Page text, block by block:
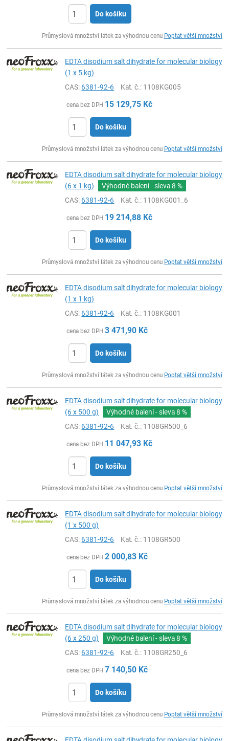
Do košíku
Průmyslová množství látek za výhodnou cenu Poptat větší množství
EDTA disodium salt dihydrate for molecular biology
(1 x 5 kg)
CAS:6381-92-6 Kat. č.: 1108KG005
cena bez DPH 15 129,75 Kč
Do košíku
Průmyslová množství látek za výhodnou cenu Poptat větší množství
EDTA disodium salt dihydrate for molecular biology
(6 x 1 kg)
Výhodné balení - sleva8 %
CAS:6381-92-6 Kat. č.: 1108KG001_6
cena bez DPH 19 214,88 Kč
Do košíku
Průmyslová množství látek za výhodnou cenu Poptat větší množství
EDTA disodium salt dihydrate for molecular biology
(1 x 1 kg)
CAS:6381-92-6 Kat. č.: 1108KG001
cena bez DPH 3 471,90 Kč
Do košíku
Průmyslová množství látek za výhodnou cenu Poptat větší množství
EDTA disodium salt dihydrate for molecular biology
(6 x 500 g)
Výhodné balení - sleva8 %
CAS:6381-92-6 Kat. č.: 1108GR500_6
cena bez DPH 11 047,93 Kč
Do košíku
Průmyslová množství látek za výhodnou cenu Poptat větší množství
EDTA disodium salt dihydrate for molecular biology
(1 x 500 g)
CAS:6381-92-6 Kat. č.: 1108GR500
cena bez DPH 2 000,83 Kč
Do košíku
Průmyslová množství látek za výhodnou cenu Poptat větší množství
EDTA disodium salt dihydrate for molecular biology
(6 x 250 g)
Výhodné balení - sleva8 %
CAS:6381-92-6 Kat. č.: 1108GR250_6
cena bez DPH 7 140,50 Kč
Do košíku
Průmyslová množství látek za výhodnou cenu Poptat větší množství